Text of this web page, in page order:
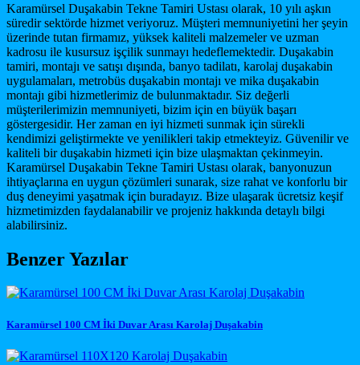
Karamürsel Duşakabin Tekne Tamiri Ustası olarak, 10 yılı aşkın
süredir sektörde hizmet veriyoruz. Müşteri memnuniyetini her şeyin
üzerinde tutan firmamız, yüksek kaliteli malzemeler ve uzman
kadrosu ile kusursuz işçilik sunmayı hedeflemektedir. Duşakabin
tamiri, montajı ve satışı dışında, banyo tadilatı, karolaj duşakabin
uygulamaları, metrobüs duşakabin montajı ve mika duşakabin
montajı gibi hizmetlerimiz de bulunmaktadır. Siz değerli
müşterilerimizin memnuniyeti, bizim için en büyük başarı
göstergesidir. Her zaman en iyi hizmeti sunmak için sürekli
kendimizi geliştirmekte ve yenilikleri takip etmekteyiz. Güvenilir ve
kaliteli bir duşakabin hizmeti için bize ulaşmaktan çekinmeyin.
Karamürsel Duşakabin Tekne Tamiri Ustası olarak, banyonuzun
ihtiyaçlarına en uygun çözümleri sunarak, size rahat ve konforlu bir
duş deneyimi yaşatmak için buradayız. Bize ulaşarak ücretsiz keşif
hizmetimizden faydalanabilir ve projeniz hakkında detaylı bilgi
alabilirsiniz.
Benzer Yazılar
Karamürsel 100 CM İki Duvar Arası Karolaj Duşakabin